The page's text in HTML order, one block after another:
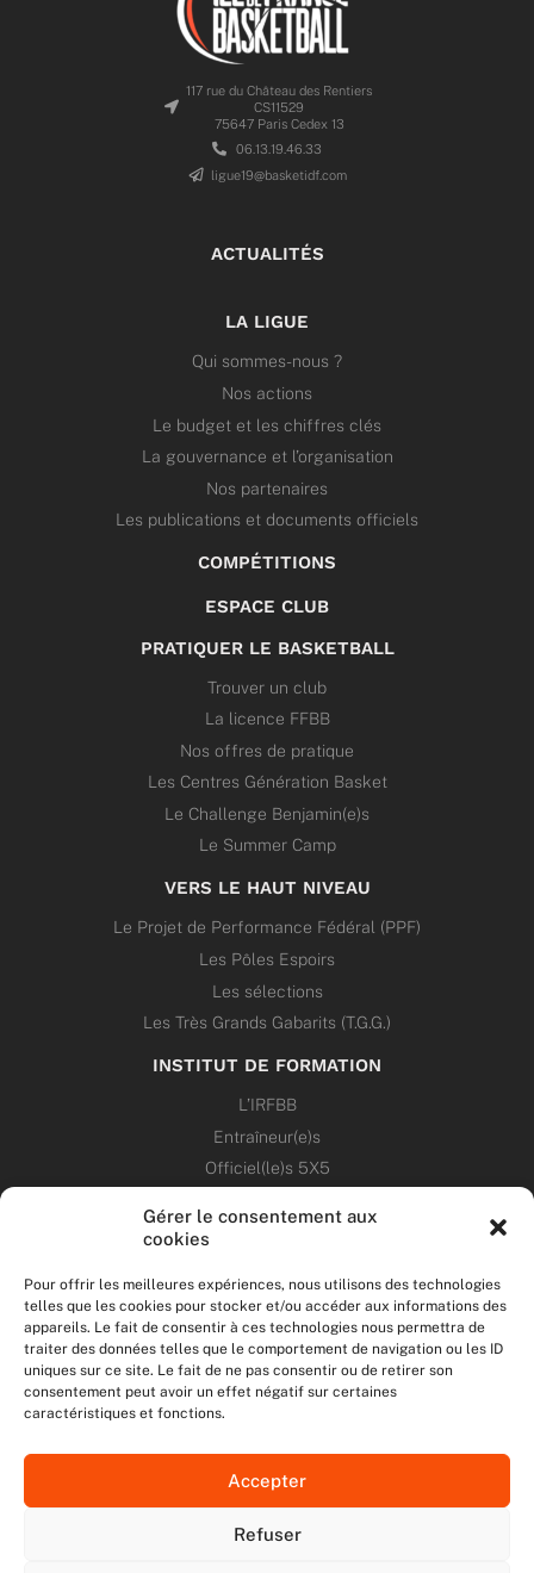
Gérer le consentement aux
cookies
Pour offrir les meilleures expériences, nous utilisons des technologies
telles que les cookies pour stocker et/ou accéder aux informations des
appareils. Le fait de consentir à ces technologies nous permettra de
traiter des données telles que le comportement de navigation ou les ID
uniques sur ce site. Le fait de ne pas consentir ou de retirer son
consentement peut avoir un effet négatif sur certaines
caractéristiques et fonctions.
Accepter
Refuser
117 rue du Château des Rentiers
CS11529
75647 Paris Cedex 13
06.13.19.46.33
ligue19@basketidf.com
ACTUALITÉS
LA LIGUE
Qui sommes-nous ?
Nos actions
Le budget et les chiffres clés
La gouvernance et l’organisation
Nos partenaires
Les publications et documents officiels
COMPÉTITIONS
ESPACE CLUB
PRATIQUER LE BASKETBALL
Trouver un club
La licence FFBB
Nos offres de pratique
Les Centres Génération Basket
Le Challenge Benjamin(e)s
Le Summer Camp
VERS LE HAUT NIVEAU
Le Projet de Performance Fédéral (PPF)
Les Pôles Espoirs
Les sélections
Les Très Grands Gabarits (T.G.G.)
INSTITUT DE FORMATION
L’IRFBB
Entraîneur(e)s
Officiel(le)s 5X5
ANNONCES
ÉVÉNEMENTS
NOS RÉSEAUX SOCIAUX
T
i
I
s